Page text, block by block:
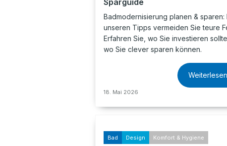
Sparguide
Badmodernisierung planen & sparen:
unseren Tipps vermeiden Sie teure
Erfahren Sie, wo Sie investieren
wo Sie clever sparen können.
18. Mai 2026
Weiterlesen
Bad Design Komfort & Hygiene